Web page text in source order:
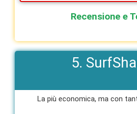
Recensione e
5.
La più economica, ma con